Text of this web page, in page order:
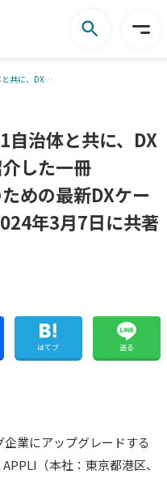
スタディ2024』を2024年3月7日に共著出版！
自治体と共に、DX
した一冊
めの最新DXケー
年3月7日に共著
はてブ 送る
業にアップグレードする
（本社：東京都港区、